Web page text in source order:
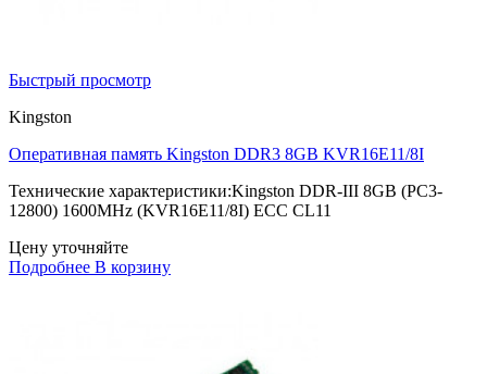
Быстрый просмотр
Kingston
Оперативная память Kingston DDR3 8GB KVR16E11/8I
Технические характеристики:Kingston DDR-III 8GB (PC3-
12800) 1600MHz (KVR16E11/8I) ECC CL11
Цену уточняйте
Подробнее В корзину